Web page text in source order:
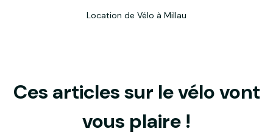
Location de Vélo à Millau
Ces articles sur le vélo vont
vous plaire !